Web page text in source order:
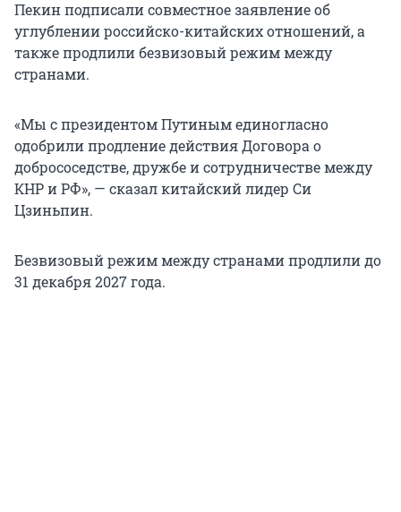
Пекин подписали совместное заявление об
углублении российско-китайских отношений, а
также продлили безвизовый режим между
странами.
«Мы с президентом Путиным единогласно
одобрили продление действия Договора о
добрососедстве, дружбе и сотрудничестве между
КНР и РФ», — сказал китайский лидер Си
Цзиньпин.
Безвизовый режим между странами продлили до
31 декабря 2027 года.